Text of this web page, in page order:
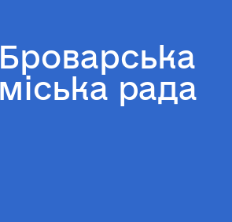
Броварська
міська рада